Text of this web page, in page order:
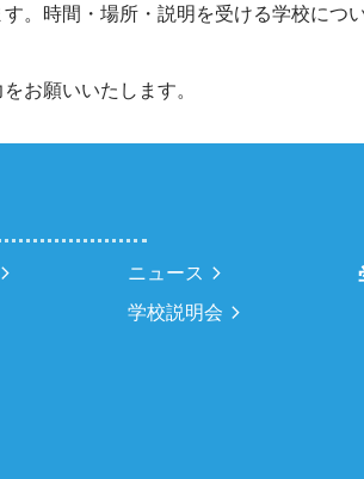
。時間・場所・説明を受ける学校につ
お願いいたします。
ニュース
学校説明会